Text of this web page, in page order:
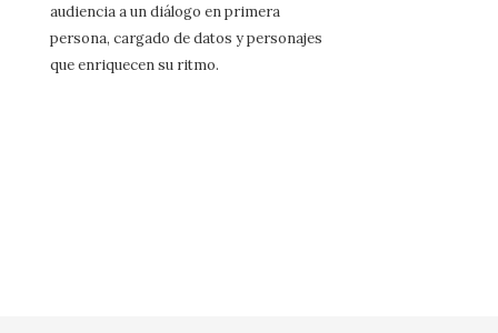
audiencia a un diálogo en primera
persona, cargado de datos y personajes
que enriquecen su ritmo.